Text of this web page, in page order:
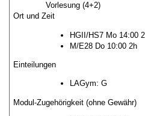
Vorlesung (4+2)
Ort und Zeit
HGII/HS7 Mo 14:00
M/E28 Do 10:00 2h
Einteilungen
LAGym: G
Modul-Zugehörigkeit (ohne Gewähr)